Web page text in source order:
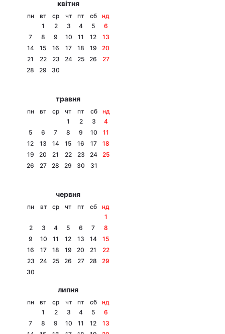
Головна
Економіка
Спорт
Техно і зв'язок
Цікавинки
Екологія
Лонгріди
Інтерв'ю
квітня
пн вт ср чт пт сб
нд
1
2 3 4 5
6
7
8 9 10 11 12
13
14
15 16 17 18 19
20
21
22 23 24 25 26
27
28
29 30
травня
пн вт ср чт пт сб
нд
1
2 3
4
5
6 7 8 9 10
11
12
13 14 15 16 17
18
19
20 21 22 23 24
25
26
27 28 29 30 31
червня
пн вт ср чт пт сб
нд
1
2
3 4 5 6 7
8
9
10 11 12 13 14
15
16
17 18 19 20 21
22
23
24 25 26 27 28
29
30
липня
пн вт ср чт пт сб
нд
1
2 3 4 5
6
7
8 9 10 11 12
13